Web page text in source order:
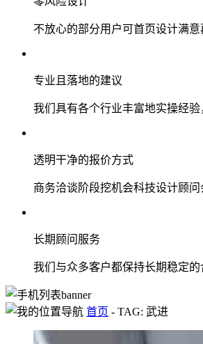
不放心的部分用户可首页设计满
专业且落地的建议
我们具有各个行业丰富地实操经
透明干净的报价方式
商务洽谈阶段挖机会科技设计顾
长期顾问服务
我们与众多客户都保持长期稳定
首页 - TAG: 武进